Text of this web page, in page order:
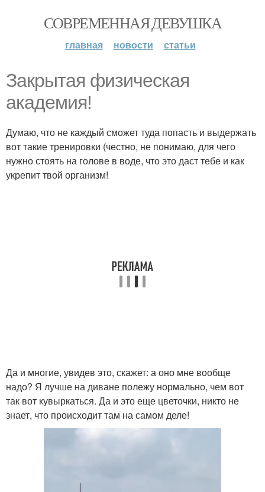
СОВРЕМЕННАЯ ДЕВУШКА
главная новости статьи
Закрытая физическая
академия!
Думаю, что не каждый сможет туда попасть и выдержать
вот такие тренировки (честно, не понимаю, для чего
нужно стоять на голове в воде, что это даст тебе и как
укрепит твой организм!
Да и многие, увидев это, скажет: а оно мне вообще
надо? Я лучше на диване полежу нормально, чем вот
так вот кувыркаться. Да и это еще цветочки, никто не
знает, что происходит там на самом деле!